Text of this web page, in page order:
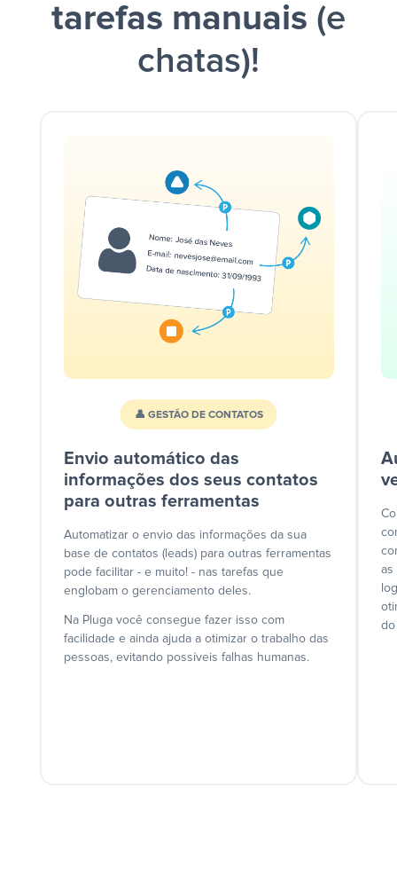
tarefas manuais (e
chatas)!
👤 GESTÃO DE CONTATOS
Envio automático das
informações dos seus contatos
para outras ferramentas
Automatizar o envio das informações da sua
base de contatos (leads) para outras ferramentas
pode facilitar - e muito! - nas tarefas que
englobam o gerenciamento deles.
Na Pluga você consegue fazer isso com
facilidade e ainda ajuda a otimizar o trabalho das
pessoas, evitando possíveis falhas humanas.
as
do